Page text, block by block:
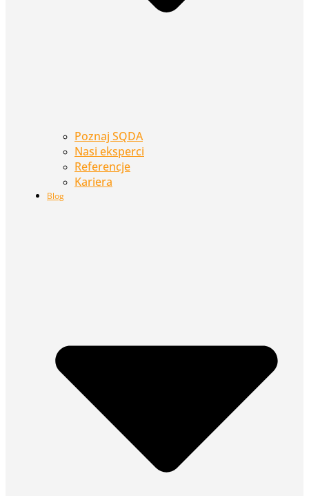
Poznaj SQDA
Nasi eksperci
Referencje
Kariera
Blog